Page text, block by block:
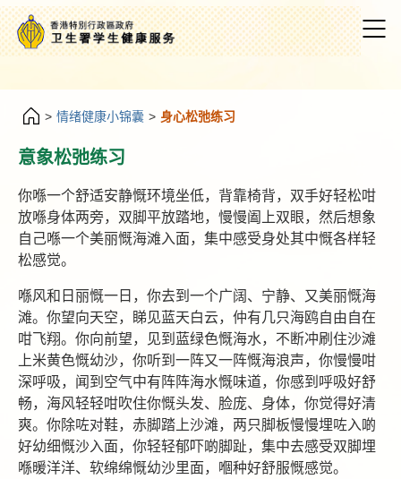
> 情绪健康小锦囊 > 身心松弛练习
意象松弛练习
你喺一个舒适安静慨环境坐低，背靠椅背，双手好轻松咁
放喺身体两旁，双脚平放踏地，慢慢阖上双眼，然后想象
自己喺一个美丽慨海滩入面，集中感受身处其中慨各样轻
松感觉。
喺风和日丽慨一日，你去到一个广阔、宁静、又美丽慨海
滩。你望向天空，睇见蓝天白云，仲有几只海鸥自由自在
咁飞翔。你向前望，见到蓝绿色慨海水，不断冲刷住沙滩
上米黄色慨幼沙，你听到一阵又一阵慨海浪声，你慢慢咁
深呼吸，闻到空气中有阵阵海水慨味道，你感到呼吸好舒
畅，海风轻轻咁吹住你慨头发、脸庞、身体，你觉得好清
爽。你除咗对鞋，赤脚踏上沙滩，两只脚板慢慢埋咗入啲
好幼细慨沙入面，你轻轻郁吓啲脚趾，集中去感受双脚埋
喺暖洋洋、软绵绵慨幼沙里面，嗰种好舒服慨感觉。